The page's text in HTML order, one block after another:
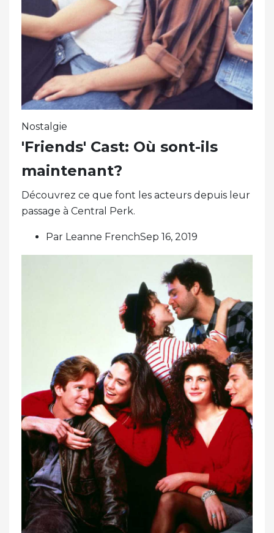
Nostalgie
'Friends' Cast: Où sont-ils
maintenant?
Découvrez ce que font les acteurs depuis leur
passage à Central Perk.
Par Leanne FrenchSep 16, 2019